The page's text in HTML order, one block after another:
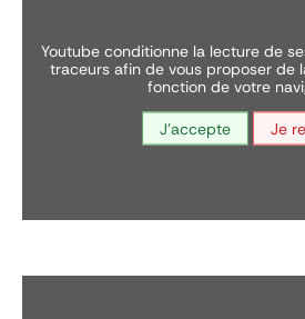
youtube conditionne la lecture de ses vidéos au dépôt de
traceurs afin de vous proposer de
fonction de votre
J'accepte Je